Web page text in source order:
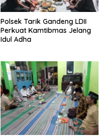
Polsek Tarik Gandeng LDII
Perkuat Kamtibmas Jelang
Idul Adha